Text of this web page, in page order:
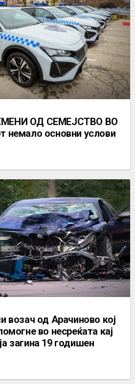
ОД СЕМЕЈСТВО ВО
немало основни услови
возач од Арачиново кој
во несреќата кај
загина 19 годишен